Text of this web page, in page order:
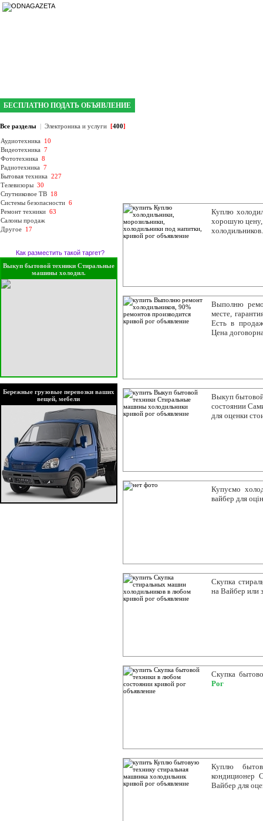
БЕСПЛАТНО ПОДАТЬ ОБЪЯВЛЕНИЕ
Все разделы | Электроника и услуги [400]
Аудиотехника
10
Видеотехника 7
Фототехника 8
Радиотехника 7
Бытовая техника 227
Телевизоры 30
Спутниковое ТВ 18
Системы безопасности 6
Ремонт техники 63
Салоны продаж
Другое 17
Как разместить такой таргет?
Выкуп бытовой техники Стиральные
машины холодил.
Бережные грузовые перевозки ваших
вещей, мебели
Куплю
хорошую цену,
Выполню
месте,
Есть в
Цена
Выкуп
состоянии
для оценки
Купуємо
вайбер для
Скупка
на Вайбер или
Скупка
Рог
Куплю
кондиционер
Вайбер для